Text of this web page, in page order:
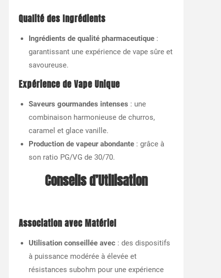
Qualité des Ingrédients
Ingrédients de qualité pharmaceutique:
garantissant une expérience de vape sûre et
savoureuse.
Expérience de Vape Unique
Saveurs gourmandes intenses : une
combinaison harmonieuse de churros,
caramel et glace vanille.
Production de vapeur abondante: grâce à
son ratio PG/VG de 30/70.
Conseils d’Utilisation
Association avec Matériel
Utilisation conseillée avec: des dispositifs
à puissance modérée à élevée et
résistances subohm pour une expérience